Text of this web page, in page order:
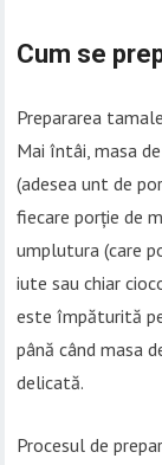
Cum se
Prepararea
Mai întâi, masa
(adesea unt de
fiecare porție de
umplutura (care
iute sau chiar
este împăturită
până când masa
delicată.
Procesul de